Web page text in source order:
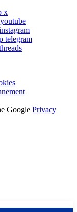
x
telegram
Google Privacy